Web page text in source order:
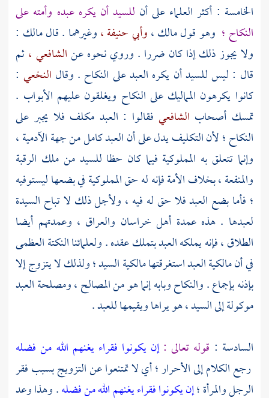
الخامسة : أكثر العلماء على أن للسيد أن يكره عبده وأمته على
النكاح ؛ وهو قولمالك ،وأبي حنيفة ،وغيرهما . قالمالك :
ولا يجوز ذلك إذا كان ضررا . وروي نحوه عنالشافعي ،ثم
قال : ليس للسيد أن يكره العبد على النكاح . وقال النخعي :
كانوا يكرهون المماليك على النكاح ويغلقون عليهم الأبواب .
تمسك أصحاب الشافعي فقالوا : العبد مكلف فلا يجبر على
النكاح ؛ لأن التكليف يدل على أن العبد كامل من جهة الآدمية ،
وإنما تتعلق به المملوكية فيما كان حظا للسيد من ملك الرقبة
والمنفعة ، بخلاف الأمة فإنه له حق المملوكية في بضعها ليستوفيه
؛ فأما بضع العبد فلا حق له فيه ، ولأجل ذلك لا تباح السيدة
لعبدها . هذه عمدة أهل خراسان والعراق ، وعمدتهم أيضا
الطلاق ، فإنه يملكه العبد بتملك عقده . ولعلمائنا النكتة العظمى
في أن مالكية العبد استغرقتها مالكية السيد ؛ ولذلك لا يتزوج إلا
بإذنه بإجماع . والنكاح وبابه إنما هو من المصالح ، ومصلحة العبد
موكولة إلى السيد ، هو يراها ويقيمها للعبد .
السادسة : قوله تعالى :إن يكونوا فقراء يغنهم الله من فضله
رجع الكلام إلى الأحرار ؛ أي لا تمتنعوا عن التزويج بسبب فقر
الرجل والمرأة ؛إن يكونوا فقراء يغنهم الله من فضله. وهذا وعد